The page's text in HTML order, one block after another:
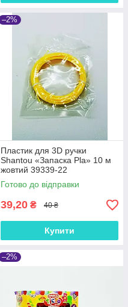
–2%
Пластик для 3D ручки
Shantou «Запаска Pla» 10 м
жовтий 39339-22
Готово до відправки
39,20 ₴ 40 ₴
Купити
–2%